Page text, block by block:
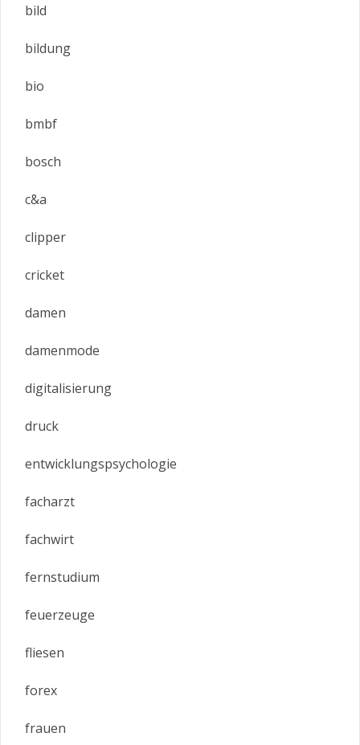
bild
bildung
bio
bmbf
bosch
c&a
clipper
cricket
damen
damenmode
digitalisierung
druck
entwicklungspsychologie
facharzt
fachwirt
fernstudium
feuerzeuge
fliesen
forex
frauen